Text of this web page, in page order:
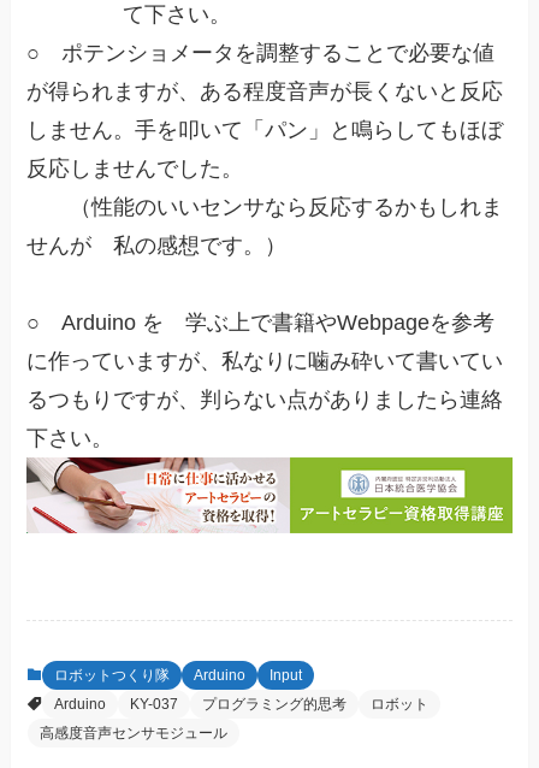
て下さい。
○ ポテンショメータを調整することで必要な値
が得られますが、ある程度音声が長くないと反応
しません。手を叩いて「パン」と鳴らしてもほぼ
反応しませんでした。
（性能のいいセンサなら反応するかもしれま
せんが 私の感想です。）
○ Arduino を 学ぶ上で書籍やWebpageを参考
に作っていますが、私なりに噛み砕いて書いてい
るつもりですが、判らない点がありましたら連絡
下さい。
ロボットつくり隊 Arduino
Input
Arduino
KY-037 プログラミング的思考
ロボット
高感度音声センサモジュール